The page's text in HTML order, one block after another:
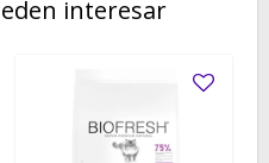
interesar